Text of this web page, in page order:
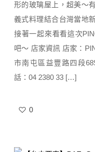
形的玻璃屋上，超美～
義式料理結合台灣當地
接著一起來看看這次
吧～ 店家資訊 店家：
市南屯區益豐路四段
話：04 2380 33 […]
0